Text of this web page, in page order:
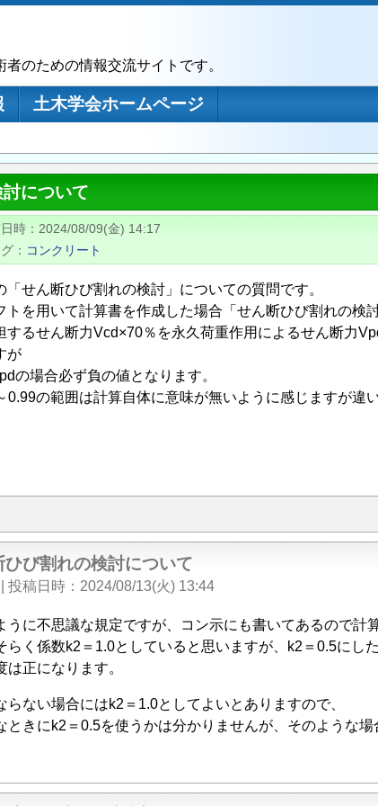
のための情報交流サイトです。
土木学会ホームページ
について
時
2024/08/09(金) 14:17
コンクリート
「せん断ひび割れの検討」についての質問です。
トを用いて計算書を作成した場合「せん断ひび割れの検
するせん断力Vcd×70％を永久荷重作用によるせん断力
が
の場合必ず負の値となります。
0.99の範囲は計算自体に意味が無いように感じますが違
ひび割れの検討について
投稿日時 2024/08/13(火) 13:44
うに不思議な規定ですが、コン示にも書いてあるので計
らく係数k2＝1.0としていると思いますが、k2＝0.5にし
は正になります。
ない場合にはk2＝1.0としてよいとありますので、
ときにk2＝0.5を使うかは分かりませんが、そのような場